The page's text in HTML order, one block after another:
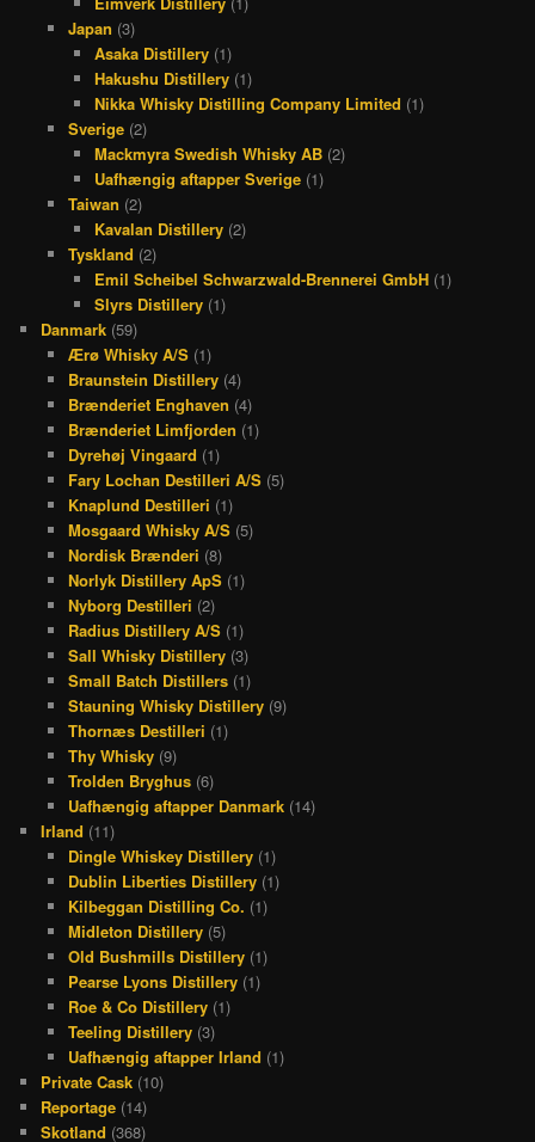
Japan (3)
Asaka Distillery (1)
Hakushu Distillery (1)
Nikka Whisky Distilling Company Limited (1)
Sverige(2)
Mackmyra Swedish Whisky AB (2)
Uafhængig aftapper Sverige (1)
Taiwan (2)
Kavalan Distillery (2)
Tyskland (2)
Emil Scheibel Schwarzwald-Brennerei GmbH (1)
Slyrs Distillery (1)
Danmark (59)
Ærø Whisky A/S(1)
Braunstein Distillery(4)
Brænderiet Enghaven (4)
Brænderiet Limfjorden (1)
Dyrehøj Vingaard (1)
Fary Lochan Destilleri A/S(5)
Knaplund Destilleri (1)
Mosgaard Whisky A/S(5)
Nordisk Brænderi (8)
Norlyk Distillery ApS(1)
Nyborg Destilleri (2)
Radius Distillery A/S(1)
Sall Whisky Distillery(3)
Small Batch Distillers(1)
Stauning Whisky Distillery(9)
Thornæs Destilleri (1)
Thy Whisky(9)
Trolden Bryghus(6)
Uafhængig aftapper Danmark(14)
Irland (11)
Dingle Whiskey Distillery(1)
Dublin Liberties Distillery(1)
Kilbeggan Distilling Co. (1)
Midleton Distillery(5)
Old Bushmills Distillery(1)
Pearse Lyons Distillery(1)
Roe & Co Distillery(1)
Teeling Distillery(3)
Uafhængig aftapper Irland (1)
Private Cask (10)
Reportage (14)
Skotland (368)